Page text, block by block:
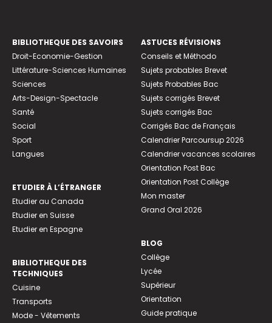
BIBLIOTHEQUE DES SAVOIRS
Droit-Economie-Gestion
Littérature-Sciences Humaines
Sciences
Arts-Design-Spectacle
Santé
Social
Sport
Langues
ETUDIER À L’ÉTRANGER
Etudier au Canada
Etudier en Suisse
Etudier en Espagne
BIBLIOTHEQUE DES
TECHNIQUES
Cuisine
Transports
Mode - Vêtements
ASTUCES RÉVISIONS
Conseils et Méthodo
Sujets probables Brevet
Sujets Probables Bac
Sujets corrigés Brevet
Sujets corrigés Bac
Corrigés Bac de Français
Calendrier Parcoursup 2026
Calendrier vacances scolaires
Orientation Post Bac
Orientation Post Collège
Mon master
Grand Oral 2026
BLOG
Collège
Lycée
Supérieur
Orientation
Guide pratique